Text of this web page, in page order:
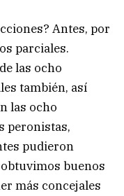
Antes, por
parciales.
las ocho
también, así
las ocho
peronistas,
pudieron
buenos
más concejales